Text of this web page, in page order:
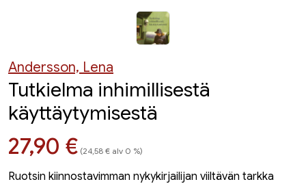
Andersson, Lena
Tutkielma inhimillisestä
käyttäytymisestä
Hinta nyt
27,90 € (24,58 € alv 0 %)
Ruotsin kiinnostavimman nykykirjailijan viiltävän tarkka